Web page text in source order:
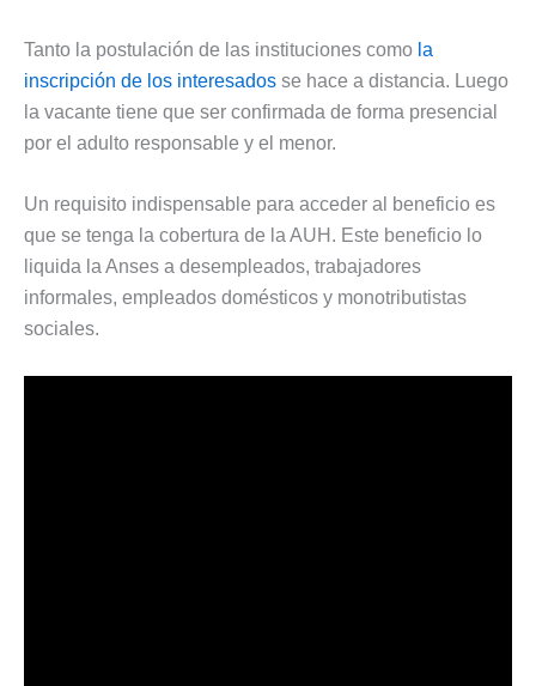
Tanto la postulación de las instituciones como la
inscripción de los interesados se hace a distancia. Luego
la vacante tiene que ser confirmada de forma presencial
por el adulto responsable y el menor.
Un requisito indispensable para acceder al beneficio es
que se tenga la cobertura de la AUH. Este beneficio lo
liquida la Anses a desempleados, trabajadores
informales, empleados domésticos y monotributistas
sociales.